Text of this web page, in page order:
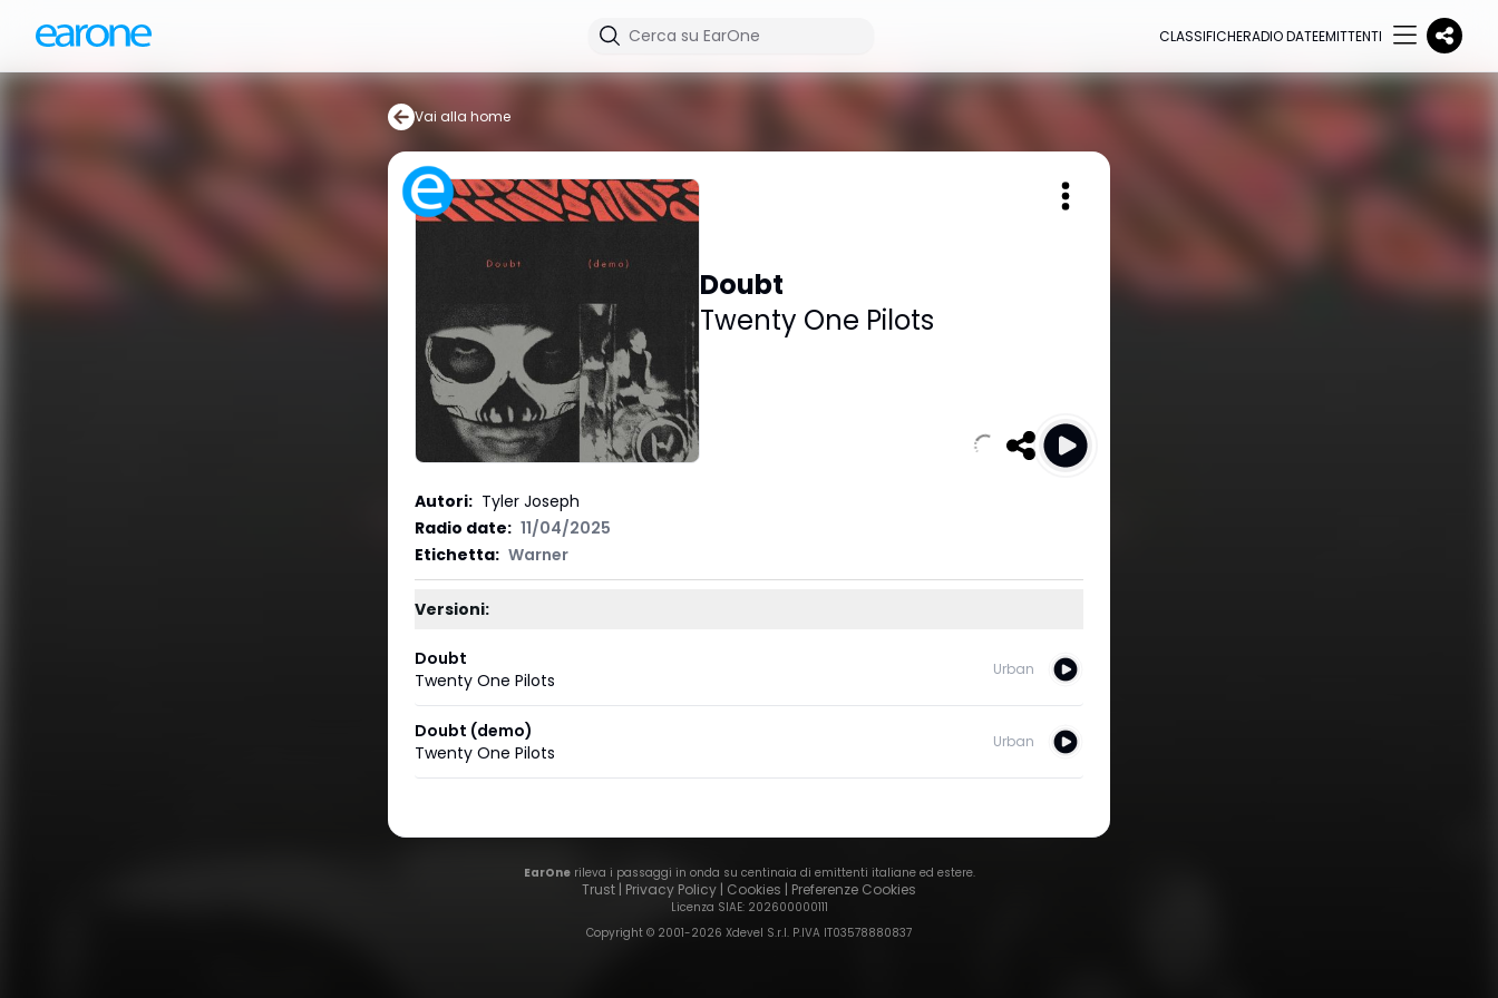
CLASSIFICHERADIO DATEEMITTENTI
Vai alla home
Doubt
Twenty One Pilots
Autori: Tyler Joseph
Radio date: 11/04/2025
Etichetta: Warner
Versioni:
Doubt
Twenty One Pilots
Urban
Doubt (demo)
Twenty One Pilots
Urban
EarOne rileva i passaggi in onda su centinaia di emittenti italiane ed estere.
Trust | Privacy Policy | Cookies | Preferenze Cookies
Licenza SIAE: 202600000111
Copyright © 2001-2026 Xdevel S.r.l. P.IVA IT03578880837